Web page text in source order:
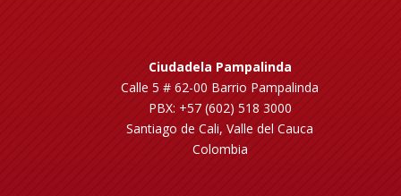
Ciudadela Pampalinda
Calle 5 # 62-00 Barrio Pampalinda
PBX: +57 (602) 518 3000
Santiago de Cali, Valle del Cauca
Colombia